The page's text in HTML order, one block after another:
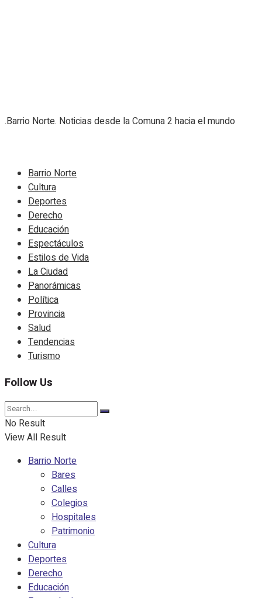
.Barrio Norte. Noticias desde la Comuna 2 hacia el mundo
Barrio Norte
Cultura
Deportes
Derecho
Educación
Espectáculos
Estilos de Vida
La Ciudad
Panorámicas
Política
Provincia
Salud
Tendencias
Turismo
Follow Us
No Result
View All Result
Barrio Norte
Bares
Calles
Colegios
Hospitales
Patrimonio
Cultura
Deportes
Derecho
Educación